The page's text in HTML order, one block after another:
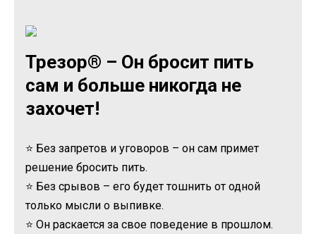
Трезор® – Он бросит пить
сам и больше никогда не
захочет!
⭐ Без запретов и уговоров – он сам примет
решение бросить пить.
⭐ Без срывов – его будет тошнить от одной
только мысли о выпивке.
⭐ Он раскается за свое поведение в прошлом.